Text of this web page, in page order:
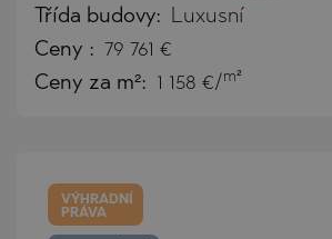
Třída budovy: Luxusní
Ceny : 79 761 €
Ceny za m²: 1 158 €/ m²
VÝHRADNÍ
PRÁVA